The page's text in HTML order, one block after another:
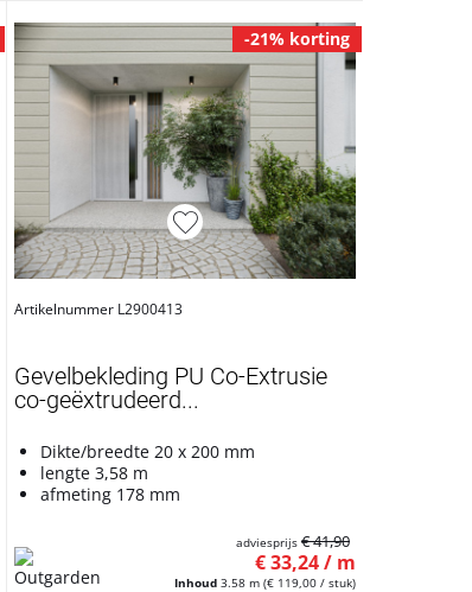
-21% korting
Artikelnummer L2900413
Gevelbekleding PU Co-Extrusie
co-geëxtrudeerd...
Dikte/breedte 20 x 200 mm
lengte 3,58 m
afmeting 178 mm
Inhoud 3.58 m (€ 119,00 / stuk)
€ 33,24 / m
adviesprijs € 41,90